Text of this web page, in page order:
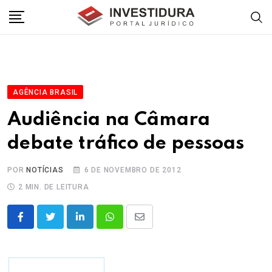
AGÊNCIA BRASIL
Audiência na Câmara
debate tráfico de pessoas
POR NOTÍCIAS
6 DE NOVEMBRO DE 2012
2 MIN. DE LEITURA
LinkedInWhatsappShare